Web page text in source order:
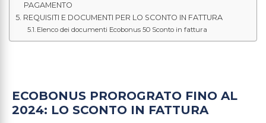
PAGAMENTO
REQUISITI E DOCUMENTI PER LO SCONTO IN FATTURA
Elenco dei documenti Ecobonus 50 Sconto in fattura
ECOBONUS PROROGRATO FINO AL
2024: LO SCONTO IN FATTURA